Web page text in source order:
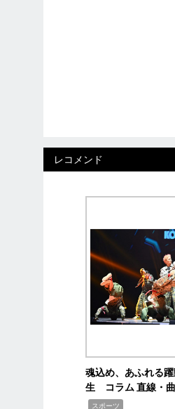
レコメンド
魂込め、あふれる
生 コラム 直線・曲
スポーツ